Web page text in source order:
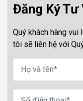
Đăng Ký Tư
Quý khách hàng
tôi sẽ liên hệ với